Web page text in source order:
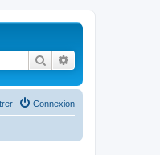
Rechercher
Connexion